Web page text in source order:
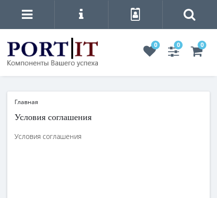
0 0 0
Главная
Условия соглашения
Условия соглашения